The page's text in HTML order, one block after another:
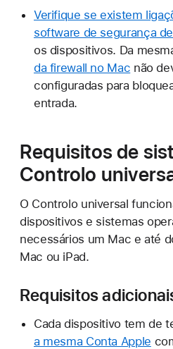
Verifique se existem
software de segurança
os dispositivos. Da
da firewall no Mac não
configuradas para
entrada.
Requisitos de
Controlo
O Controlo universal
dispositivos e sistemas
necessários um Mac e até
Mac ou iPad.
Requisitos
Cada dispositivo tem de
a mesma Conta Apple